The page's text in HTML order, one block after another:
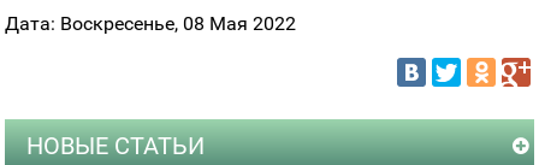
Дата: Воскресенье, 08 Мая 2022
НОВЫЕ СТАТЬИ